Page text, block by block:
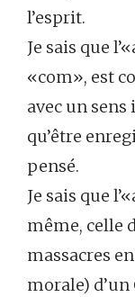
l’esprit.
Je sais que
«com», est
avec un
qu’être
pensé.
Je sais que
même, celle
massacres
morale)